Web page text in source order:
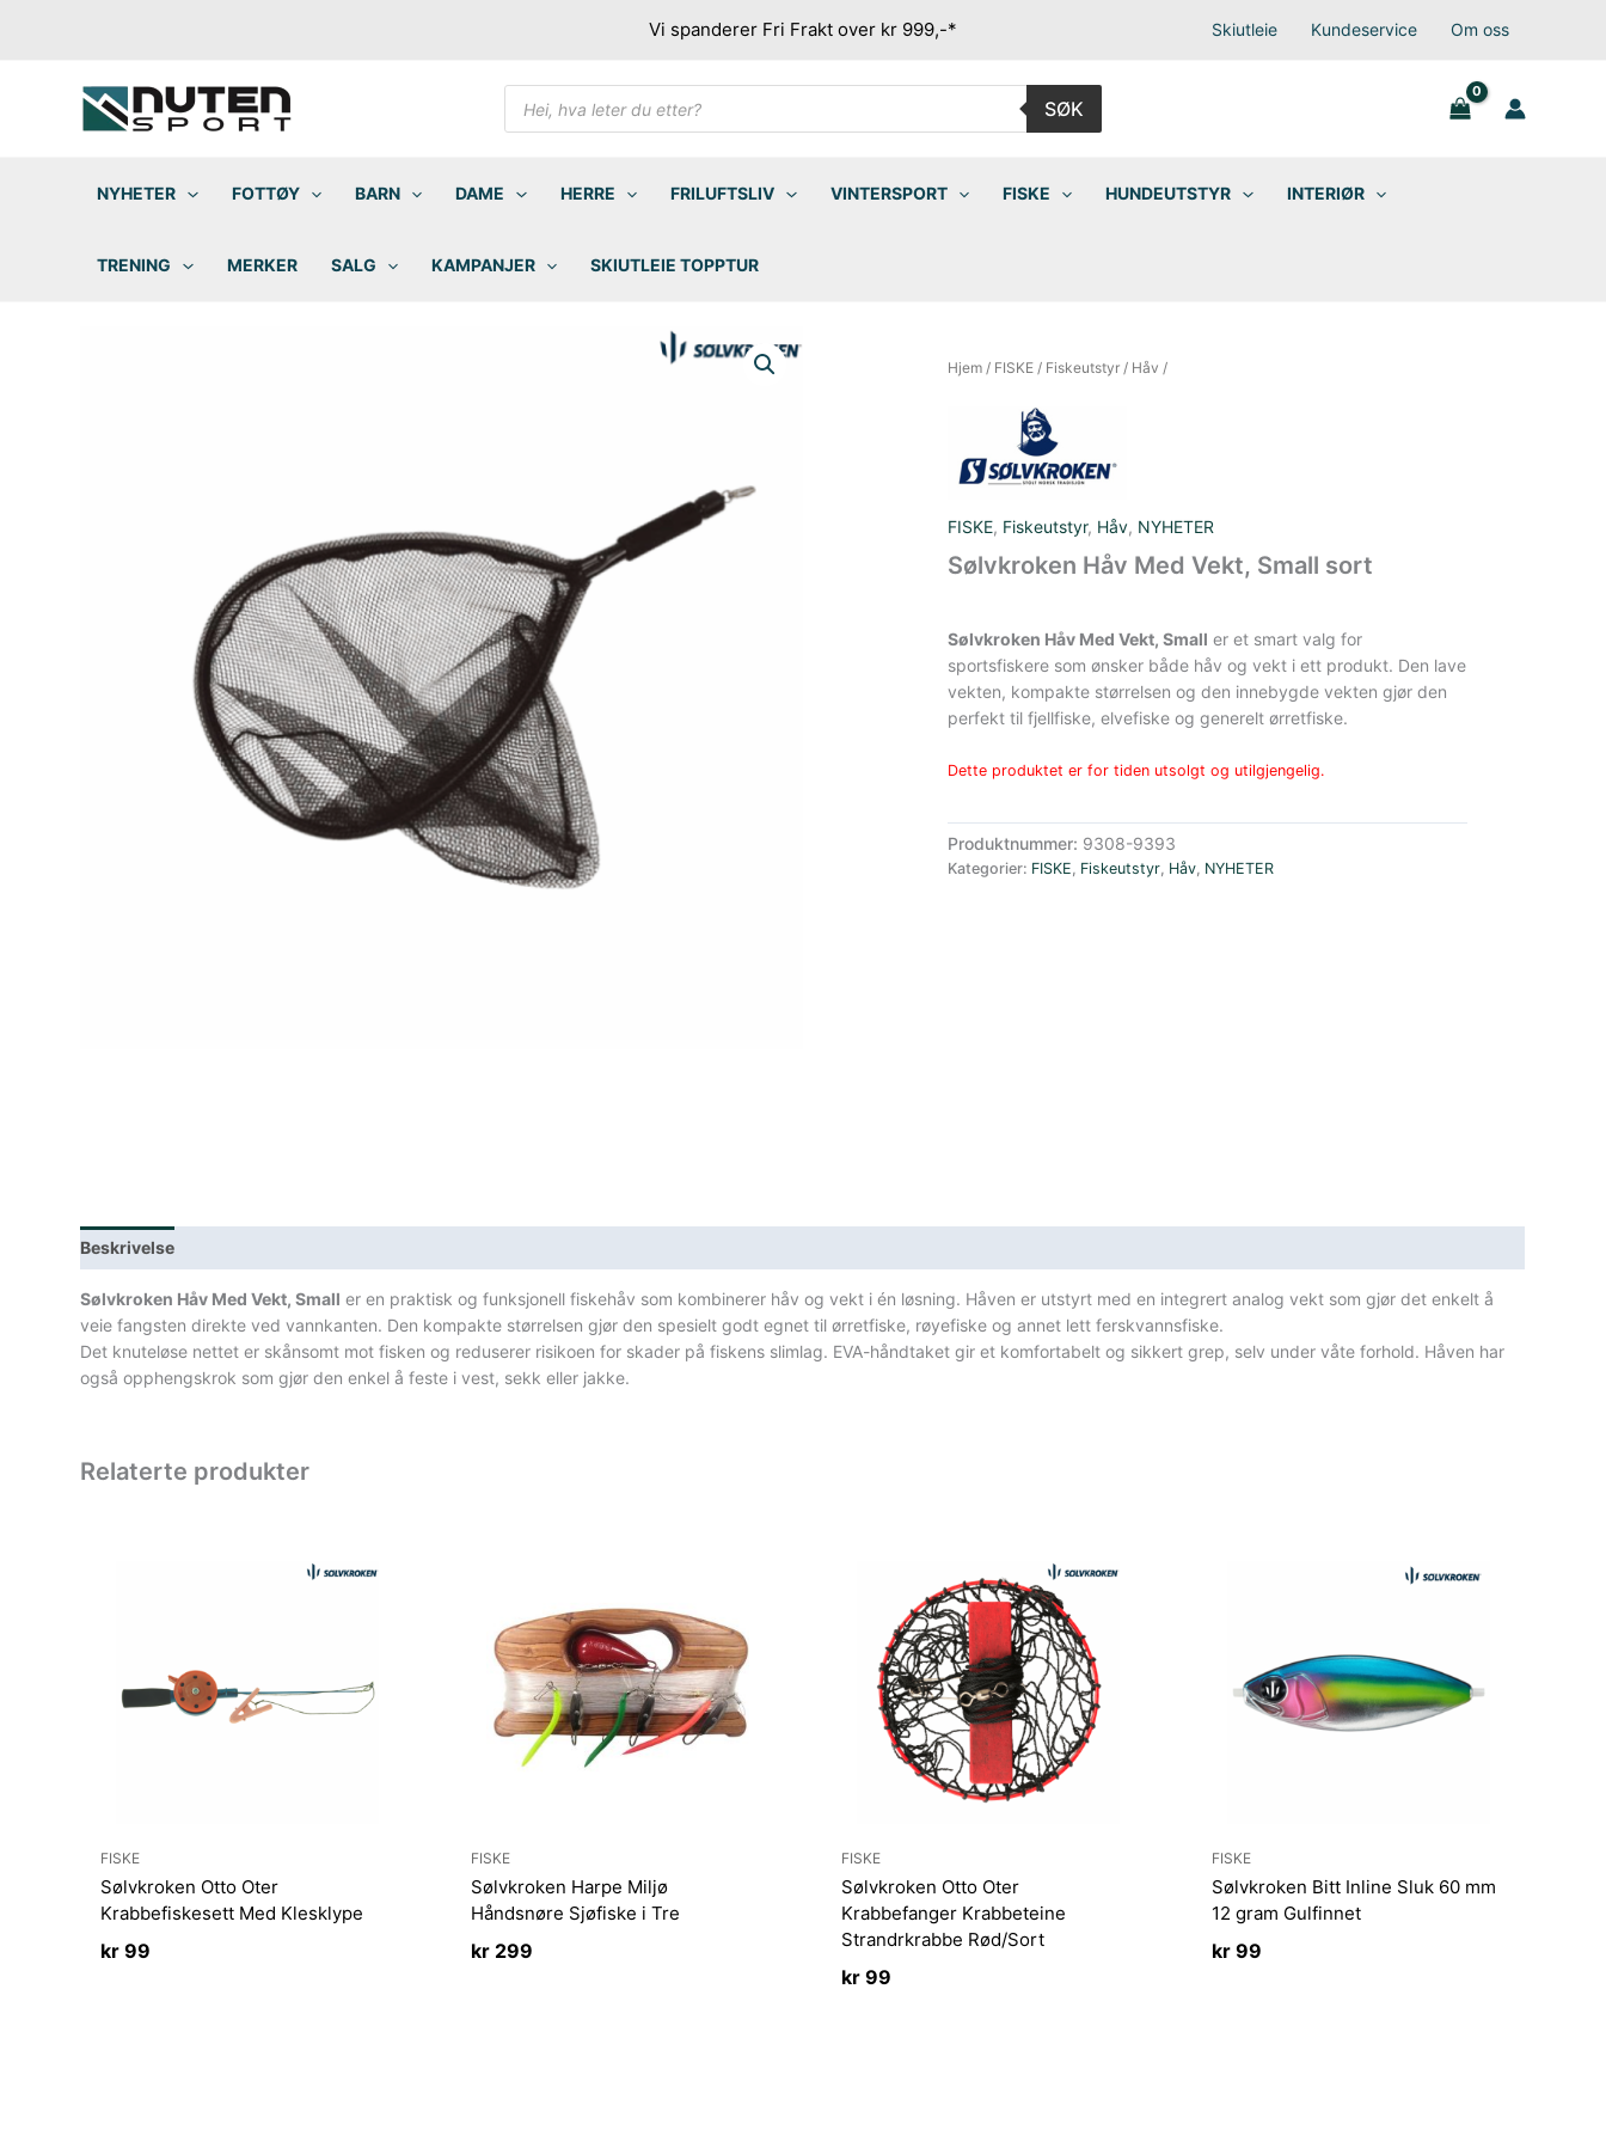
Vi spanderer Fri Frakt over kr 999,-* Skiutleie Kundeservice Om oss
Products
search
SØK
NYHETER FOTTØY BARN DAME HERRE FRILUFTSLIV VINTERSPORT FISKE HUNDEUTSTYR INTERIØR
TRENING MERKER SALG KAMPANJER SKIUTLEIE TOPPTUR
Hjem/ FISKE/ Fiskeutstyr/ Håv /
FISKE, Fiskeutstyr, Håv, NYHETER
Sølvkroken Håv Med Vekt, Small sort
Sølvkroken Håv Med Vekt, Small er et smart valg for
sportsfiskere som ønsker både håv og vekt i ett produkt. Den lave
vekten, kompakte størrelsen og den innebygde vekten gjør den
perfekt til fjellfiske, elvefiske og generelt ørretfiske.
Dette produktet er for tiden utsolgt og utilgjengelig.
Produktnummer: 9308-9393
Kategorier: FISKE, Fiskeutstyr, Håv, NYHETER
Beskrivelse
Sølvkroken Håv Med Vekt, Small er en praktisk og funksjonell fiskehåv som kombinerer håv og vekt i én løsning. Håven er utstyrt med en integrert analog vekt som gjør det enkelt å
veie fangsten direkte ved vannkanten. Den kompakte størrelsen gjør den spesielt godt egnet til ørretfiske, røyefiske og annet lett ferskvannsfiske.
Det knuteløse nettet er skånsomt mot fisken og reduserer risikoen for skader på fiskens slimlag. EVA-håndtaket gir et komfortabelt og sikkert grep, selv under våte forhold. Håven har
også opphengskrok som gjør den enkel å feste i vest, sekk eller jakke.
Relaterte produkter
FISKE
Sølvkroken Otto Oter
Krabbefiskesett Med Klesklype
kr 99
FISKE
Sølvkroken Harpe Miljø
Håndsnøre Sjøfiske i Tre
kr299
FISKE
Sølvkroken Otto Oter
Krabbefanger Krabbeteine
Strandrkrabbe Rød/Sort
kr99
FISKE
Sølvkroken Bitt Inline Sluk 60 mm
12 gram Gulfinnet
kr99